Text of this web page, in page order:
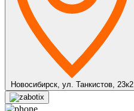
Новосибирск, ул. Танкистов, 23к2